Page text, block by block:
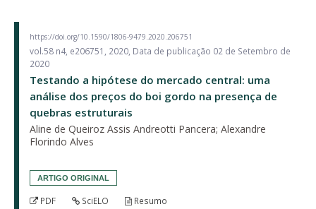
https://doi.org/10.1590/1806-9479.2020.206751
vol.58 n4, e206751, 2020, Data de publicação 02 de Setembro de
2020
Testando a hipótese do mercado central: uma
análise dos preços do boi gordo na presença de
quebras estruturais
Aline de Queiroz Assis Andreotti Pancera; Alexandre
Florindo Alves
ARTIGO ORIGINAL
PDF SciELO Resumo